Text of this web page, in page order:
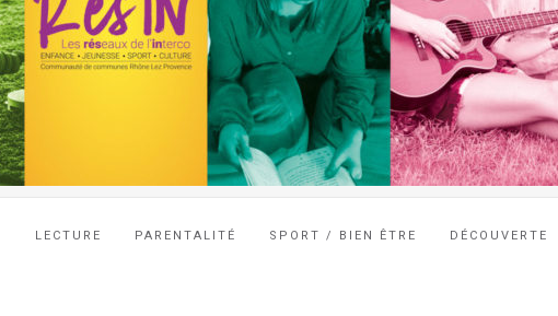
LECTURE PARENTALITÉ SPORT / BIEN ÊTRE DÉCOUVERTE